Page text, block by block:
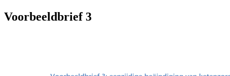
Voorbeeldbrief 3